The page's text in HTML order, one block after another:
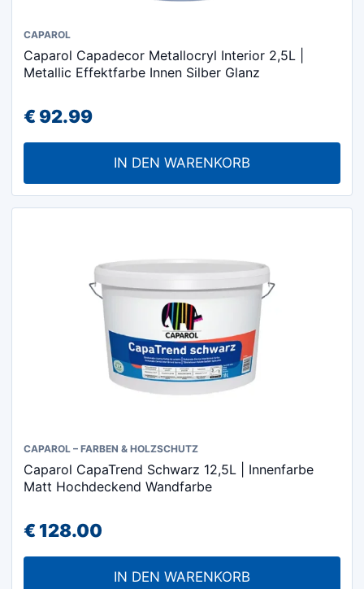
CAPAROL
Caparol Capadecor Metallocryl Interior 2,5L |
Metallic Effektfarbe Innen Silber Glanz
€92.99
IN DEN WARENKORB
CAPAROL – FARBEN & HOLZSCHUTZ
Caparol CapaTrend Schwarz 12,5L | Innenfarbe
Matt Hochdeckend Wandfarbe
€128.00
IN DEN WARENKORB